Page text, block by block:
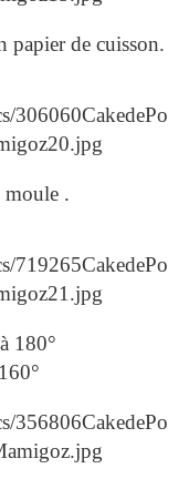
papier de cuisson.
moule .
180°